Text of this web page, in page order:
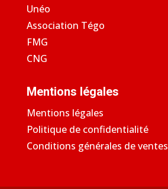
Unéo
Association Tégo
FMG
CNG
Mentions légales
Mentions légales
Politique de confidentialité
Conditions générales de ventes